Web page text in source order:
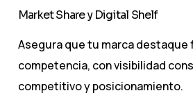
Market Share y Digital Shelf
Asegura que tu marca destaque
competencia, con visibilidad
competitivo y posicionamiento.